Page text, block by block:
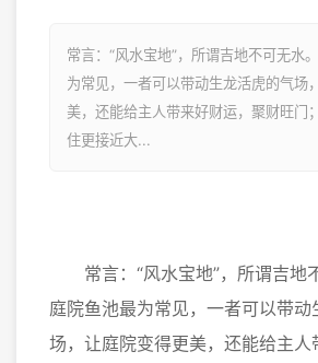
常言：“风水宝地”，所谓吉地不可无水
为常见，一者可以带动生龙活虎的气场
美，还能给主人带来好财运，聚财旺门
住更接近大...
常言：“风水宝地”，所谓吉地
庭院鱼池最为常见，一者可以带动
场，让庭院变得更美，还能给主人